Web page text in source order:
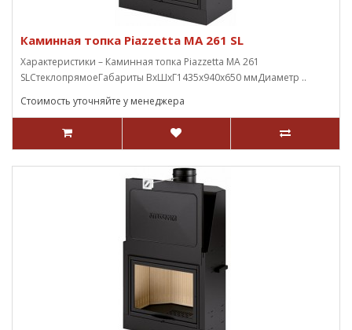
Каминная топка Piazzetta MA 261 SL
Характеристики – Каминная топка Piazzetta MA 261
SLСтеклопрямоеГабариты ВxШxГ1435х940х650 ммДиаметр ..
Стоимость уточняйте у менеджера